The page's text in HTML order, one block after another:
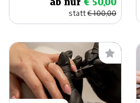
ab nur € 50,00
statt€ 100,00